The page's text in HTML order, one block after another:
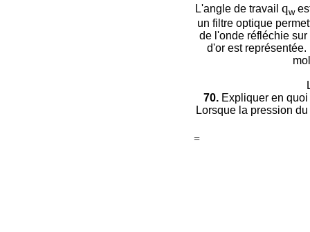
L'angle de travail qw
un filtre optique
de l'onde réfléchie
d'or est
70. Expliquer en
Lorsque la pression
=